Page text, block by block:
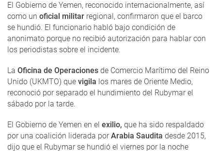
El Gobierno de Yemen, reconocido internacionalmente, así
como un oficial militar regional, confirmaron que el barco
se hundió. El funcionario habló bajo condición de
anonimato porque no recibió autorización para hablar con
los periodistas sobre el incidente.
La Oficina de Operaciones de Comercio Marítimo del Reino
Unido (UKMTO) que vigila los mares de Oriente Medio,
reconoció por separado el hundimiento del Rubymar el
sábado por la tarde.
El Gobierno de Yemen en el exilio, que ha sido respaldado
por una coalición liderada porArabia Saudita desde 2015,
dijo que el Rubymar se hundió el viernes por la noche